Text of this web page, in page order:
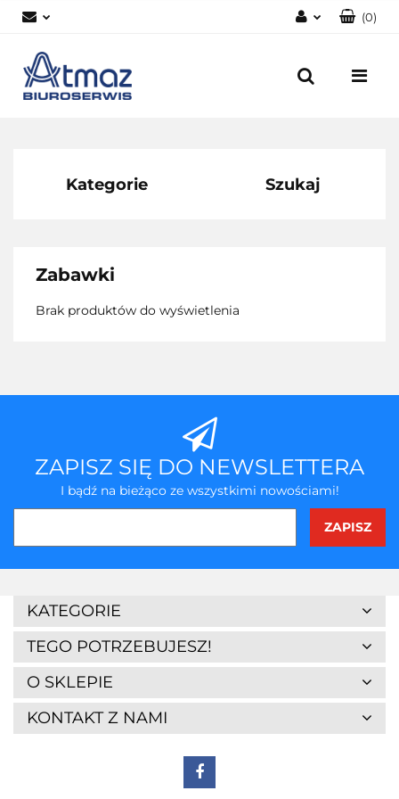
Zarejestruj się
(0)
Kategorie Szukaj
Zabawki
Brak produktów do wyświetlenia
ZAPISZ SIĘ DO NEWSLETTERA
I bądź na bieżąco ze wszystkimi nowościami!
KATEGORIE
TEGO POTRZEBUJESZ!
O SKLEPIE
KONTAKT Z NAMI